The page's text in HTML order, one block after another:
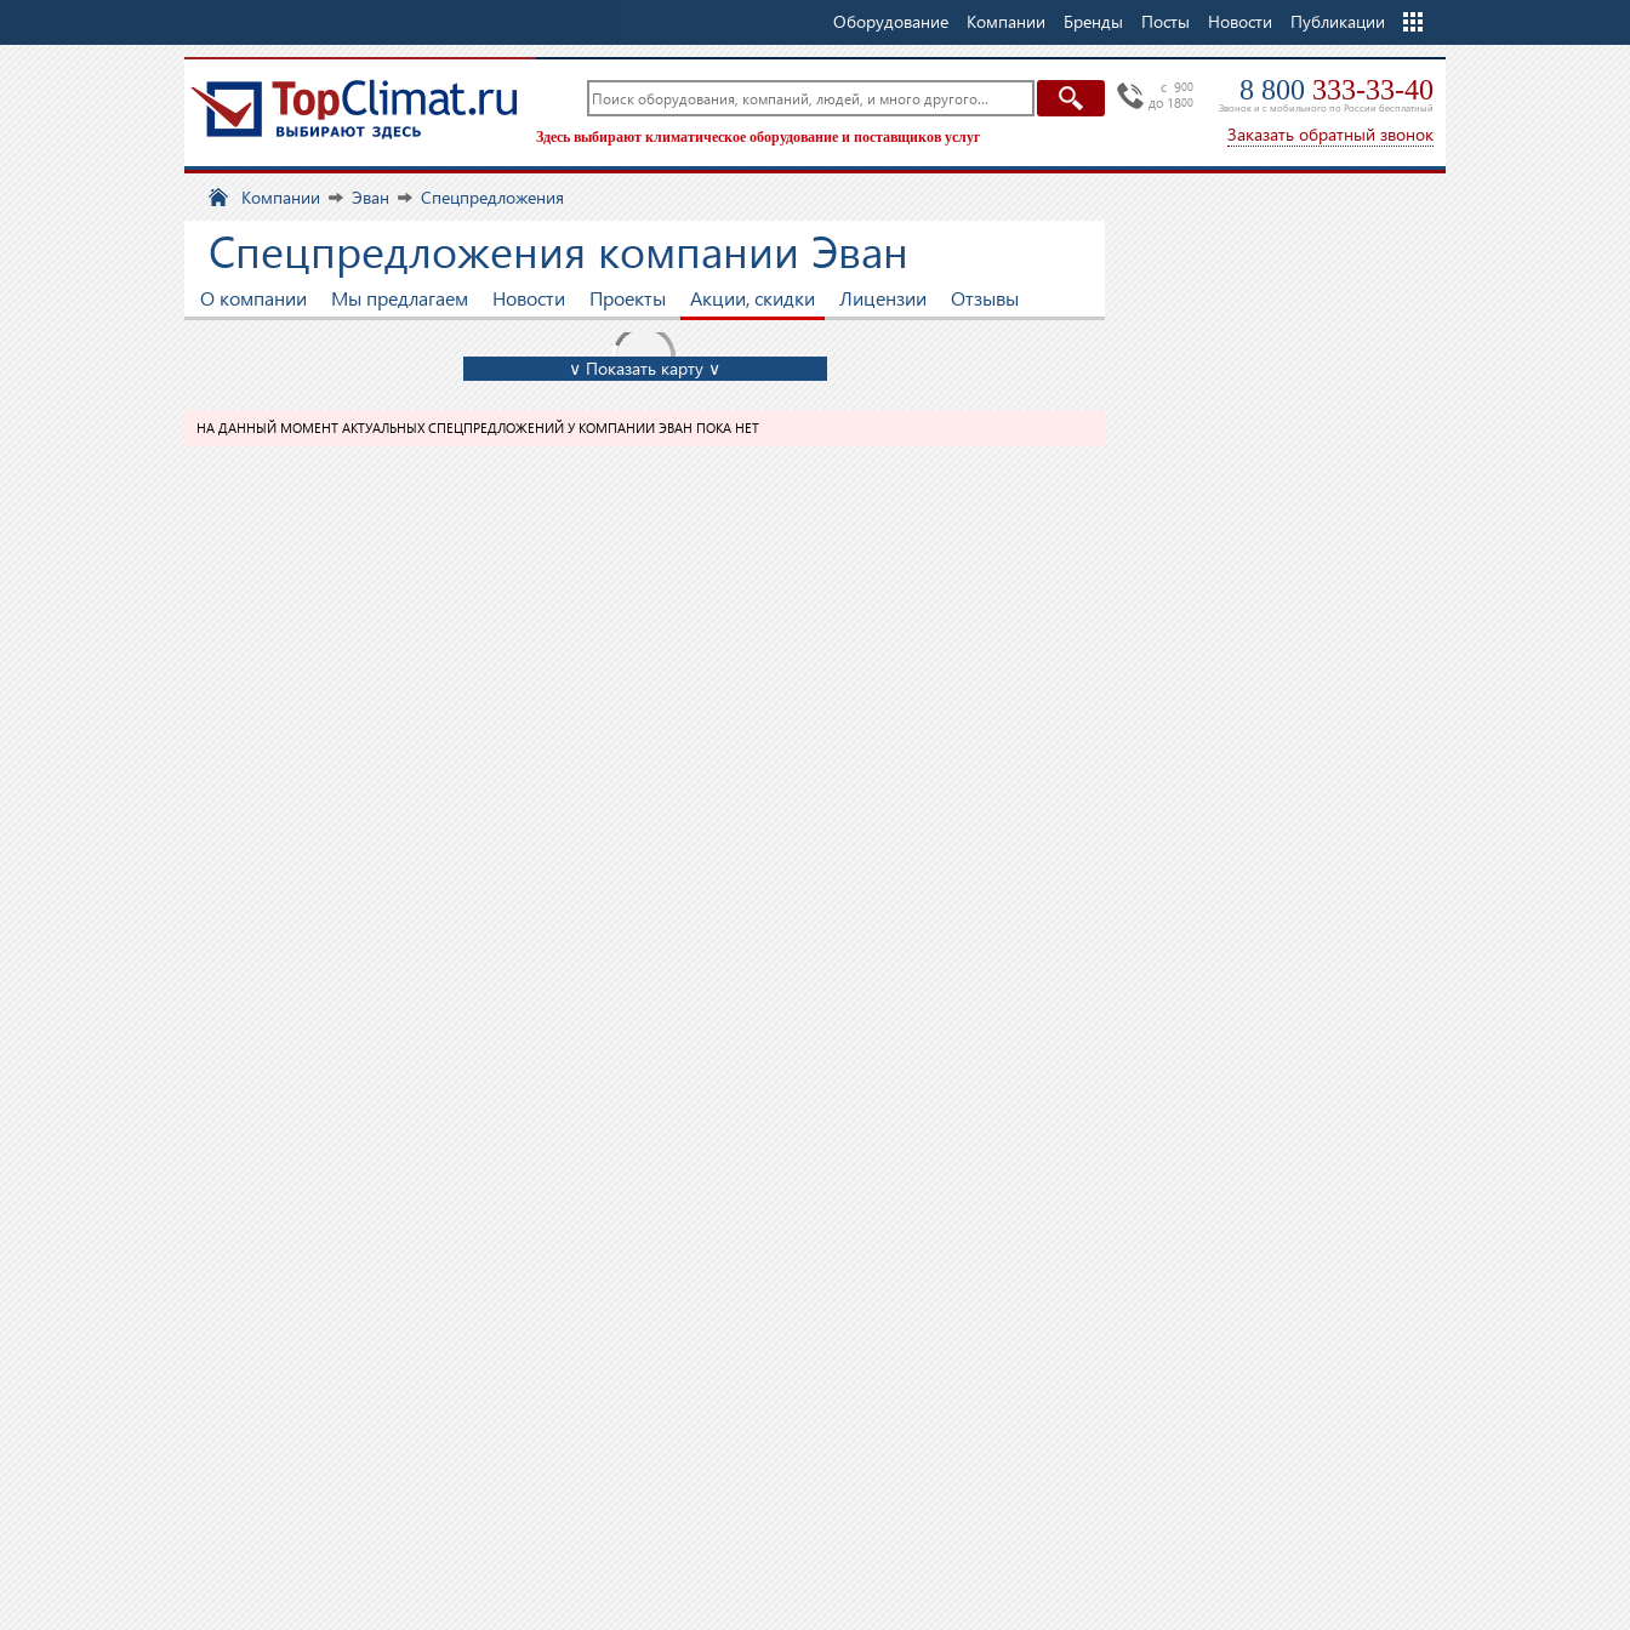
Оборудование Компании Бренды Посты Новости Публикации
Еще
c 900
до 1800 8 800 333-33-40
Звонок и с мобильного по России бесплатный
Заказать обратный звонок
Здесь выбирают климатическое оборудование и поставщиков услуг
Компании Эван Спецпредложения
Спецпредложения компании Эван
О компании Мы предлагаем Новости Проекты Акции, скидки Лицензии Отзывы
∨ Показать карту ∨
НА ДАННЫЙ МОМЕНТ АКТУАЛЬНЫХ СПЕЦПРЕДЛОЖЕНИЙ У КОМПАНИИ ЭВАН ПОКА НЕТ